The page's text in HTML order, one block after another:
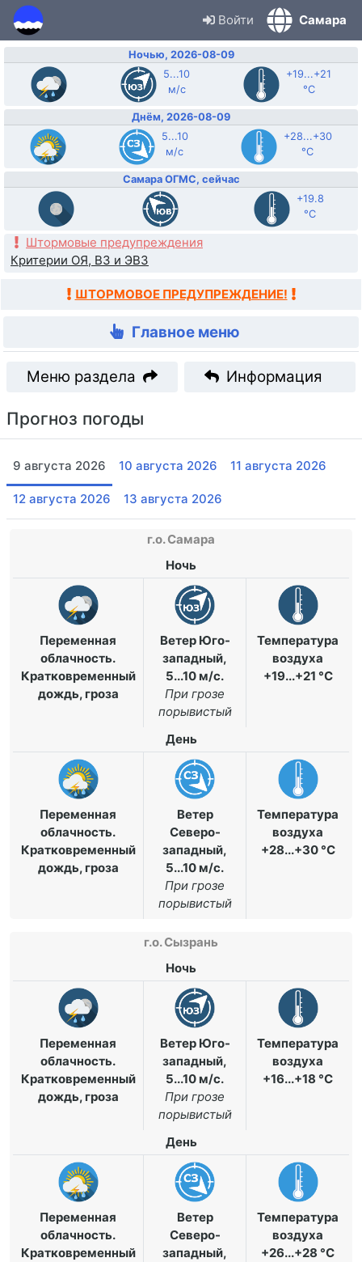
Войти Самара
Ночью, 2026-08-09
5...10
м/с
+19...+21
°C
Днём, 2026-08-09
5...10
м/с
+28...+30
°C
Самара ОГМС, сейчас
+19.8
°C
Штормовые предупреждения
Критерии ОЯ, ВЗ и ЭВЗ
ШТОРМОВОЕ ПРЕДУПРЕЖДЕНИЕ!
Главное меню
Меню раздела Информация
Прогноз погоды
9 августа 2026 10 августа 2026 11 августа 2026
12 августа 2026 13 августа 2026
г.о. Самара
Ночь
Переменная
облачность.
Кратковременный
дождь, гроза
Ветер Юго-
западный,
5...10 м/с.
При грозе
порывистый
Температура
воздуха
+19...+21 °C
День
Переменная
облачность.
Кратковременный
дождь, гроза
Ветер
Северо-
западный,
5...10 м/с.
При грозе
порывистый
Температура
воздуха
+28...+30 °C
г.о. Сызрань
Ночь
Переменная
облачность.
Кратковременный
дождь, гроза
Ветер Юго-
западный,
5...10 м/с.
При грозе
порывистый
Температура
воздуха
+16...+18 °C
День
Переменная
облачность.
Кратковременный
Ветер
Северо-
западный,
Температура
воздуха
+26...+28 °C